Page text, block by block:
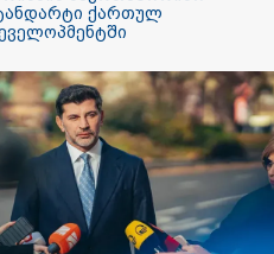
1032.90
Tower Group
ხარისხის
ქართულ